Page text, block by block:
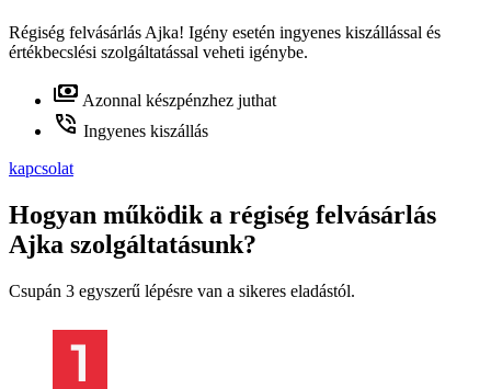
Régiség felvásárlás Ajka! Igény esetén ingyenes kiszállással és
értékbecslési szolgáltatással veheti igénybe.
Azonnal készpénzhez juthat
Ingyenes kiszállás
kapcsolat
Hogyan működik a régiség felvásárlás
Ajka szolgáltatásunk?
Csupán 3 egyszerű lépésre van a sikeres eladástól.